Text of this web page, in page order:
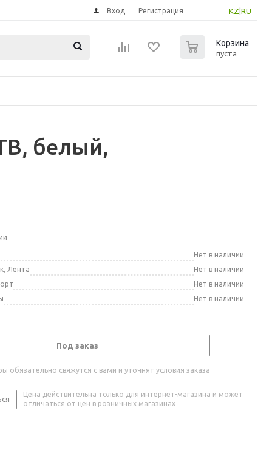
KZ RU
Вход Регистрация
Корзина
пуста
белый,
Нет в наличии
Лента
Нет в наличии
Нет в наличии
Нет в наличии
Под заказ
обязательно свяжутся с вами и уточнят условия заказа
Цена действительна только для интернет-магазина и может
отличаться от цен в розничных магазинах